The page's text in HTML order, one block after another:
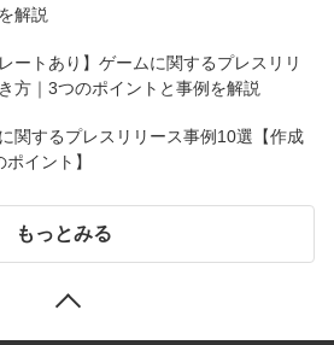
解説
ートあり】ゲームに関するプレスリリ
方｜3つのポイントと事例を解説
関するプレスリリース事例10選【作成
イント】
もっとみる